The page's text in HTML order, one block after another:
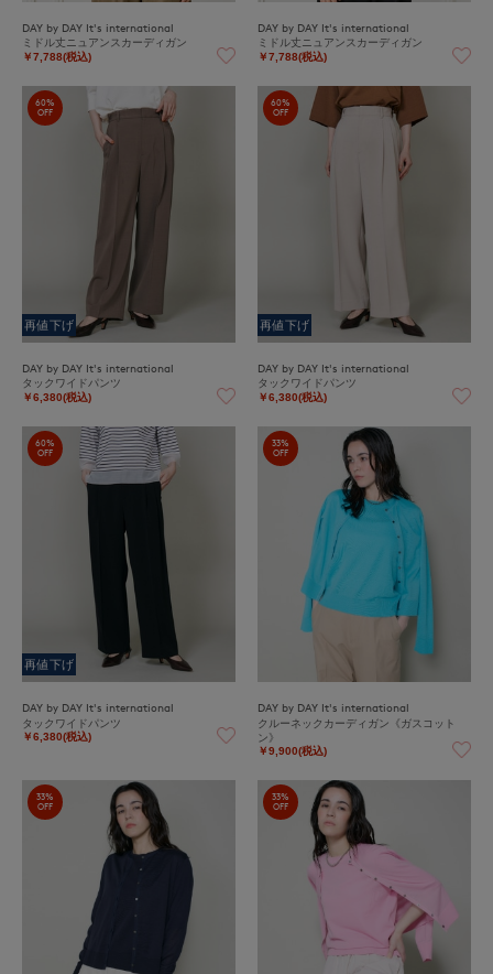
DAY by DAY It's international
ミドル丈ニュアンスカーディガン
￥7,788(税込)
DAY by DAY It's international
ミドル丈ニュアンスカーディガン
￥7,788(税込)
60%
OFF
再値下げ
DAY by DAY It's international
タックワイドパンツ
￥6,380(税込)
60%
OFF
再値下げ
DAY by DAY It's international
タックワイドパンツ
￥6,380(税込)
60%
OFF
再値下げ
DAY by DAY It's international
タックワイドパンツ
￥6,380(税込)
33%
OFF
DAY by DAY It's international
クルーネックカーディガン《ガスコット
ン》
￥9,900(税込)
33%
OFF
33%
OFF